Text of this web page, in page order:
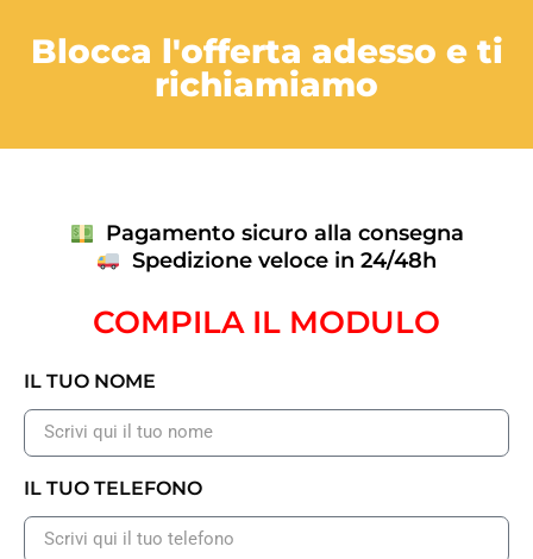
Blocca l'offerta adesso e ti
richiamiamo
Pagamento sicuro alla consegna
Spedizione veloce in 24/48h
COMPILA IL MODULO
IL TUO NOME
IL TUO TELEFONO